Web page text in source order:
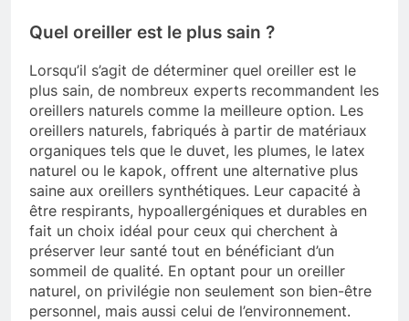
Quel oreiller est le plus sain ?
Lorsqu’il s’agit de déterminer quel oreiller est le
plus sain, de nombreux experts recommandent les
oreillers naturels comme la meilleure option. Les
oreillers naturels, fabriqués à partir de matériaux
organiques tels que le duvet, les plumes, le latex
naturel ou le kapok, offrent une alternative plus
saine aux oreillers synthétiques. Leur capacité à
être respirants, hypoallergéniques et durables en
fait un choix idéal pour ceux qui cherchent à
préserver leur santé tout en bénéficiant d’un
sommeil de qualité. En optant pour un oreiller
naturel, on privilégie non seulement son bien-être
personnel, mais aussi celui de l’environnement.